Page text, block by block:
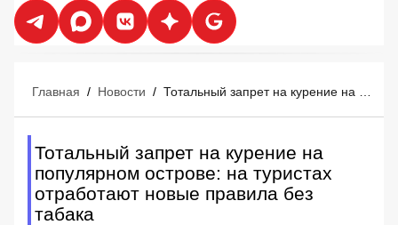
Главная / Новости /
Тотальный запрет на курение на
популярном острове: на туристах
отработают новые правила без
табака